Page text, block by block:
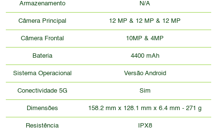
Armazenamento N/A
Câmera Principal 12 MP & 12 MP & 12 MP
Câmera Frontal 10MP & 4MP
Bateria 4400 mAh
Sistema Operacional Versão Android
Conectividade 5G Sim
Dimensões 158.2 mm x 128.1 mm x 6.4 mm - 271 g
Resistência IPX8